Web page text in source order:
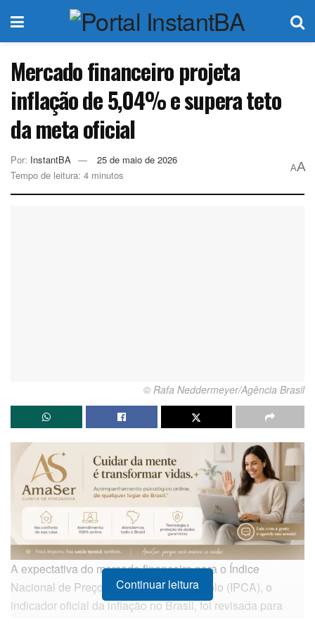
Mercado financeiro projeta
inflação de 5,04% e supera teto
da meta oficial
Por: InstantBA
25 de maio de 2026
Tempo de leitura: 4 minutos
AA
© Rafa Neddermeyer/Agência Brasil
A expectativa do mercado financeiro para o Índice
Nacional de Preços ao Consumidor Amplo (IPCA), o
indicador oficial da inflação no Brasil, foi revisada para
Continuar leitura